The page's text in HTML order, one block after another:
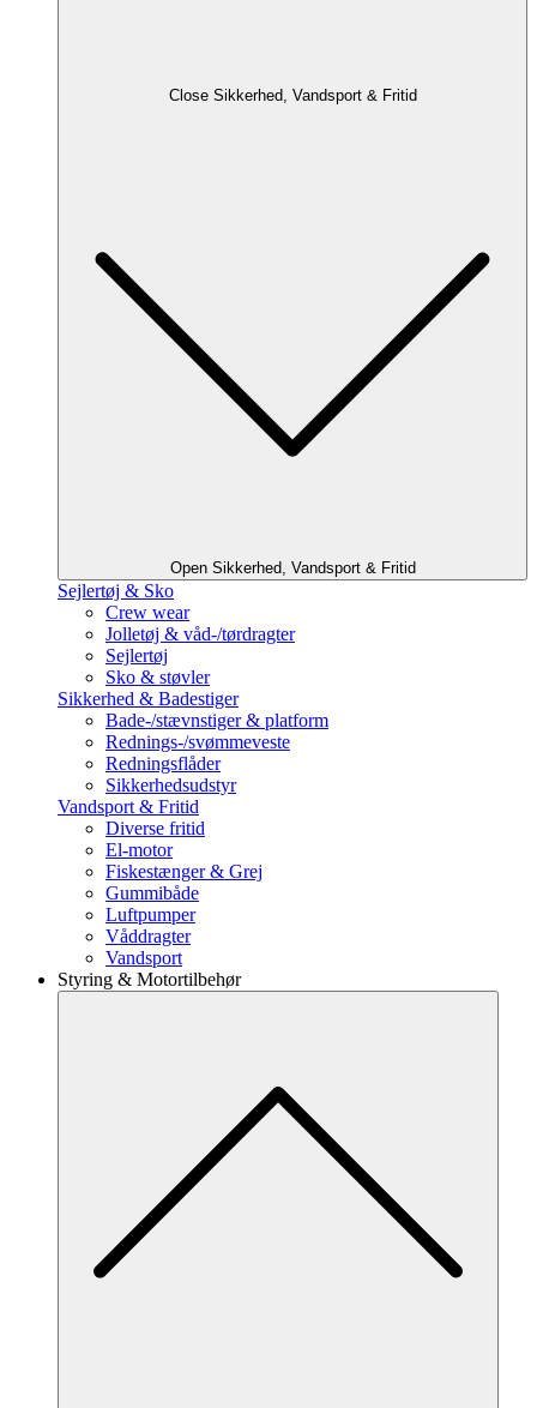
Close Sikkerhed, Vandsport & Fritid
Open Sikkerhed, Vandsport & Fritid
Sejlertøj & Sko
Crew wear
Jolletøj & våd-/tørdragter
Sejlertøj
Sko & støvler
Sikkerhed & Badestiger
Bade-/stævnstiger & platform
Rednings-/svømmeveste
Redningsflåder
Sikkerhedsudstyr
Vandsport & Fritid
Diverse fritid
El-motor
Fiskestænger & Grej
Gummibåde
Luftpumper
Våddragter
Vandsport
Styring & Motortilbehør